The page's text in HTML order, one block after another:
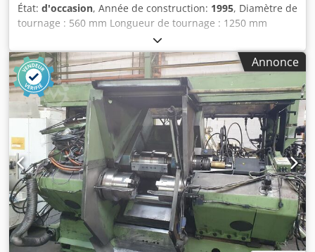
État: d'occasion, Année de construction: 1995, Diamètre de
tournage : 560 mm Longueur de tournage : 1250 mm
Commande : Sinumerik 805 Cedpfx Aboymp Suekorf
Diamètre de tournage au-dessus du chariot transversal :
340 mm Alésage de la broche : 63 mm Vitesses de broche :
3 - 2500 tr/min Avances - longitudinales : 0,001 - 3 mm/tr
Avances - transversales : 0,001 - 3 mm/tr Avance rapide
longitudinale : 7 m/min Avance rapide transversale : 3,5
m/min Filetages - pas métriques : 0,5 - 140 mm Filetages -
pas en pouces : 1/4 - 56 filets/pouce Filetages - module :
mm Moteur principal : 19 kW Longueur de serrage max. :
2250 mm Puissance totale requise : 24 kW Poids de la
machine env. : 4,8 t Encombrement env. : 4,0 x 1,65 x 1,75
m Commande cycles Siemens, Sinumerik 805 pour
tournage conique, cycle de filetage et d’ébauche, porte-
outil à changement rapide Multifix taille "C", mandrin 3
mors inclus et lunette.
Annonce